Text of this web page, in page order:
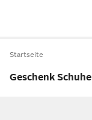
Startseite
Geschenk Schuhe